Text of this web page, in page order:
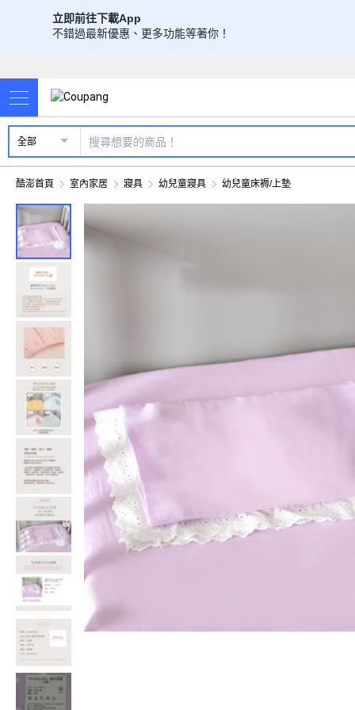
立即前往下載App
不錯過最新優惠、更多功能等著你！
全部
酷澎首頁 室內家居 寢具 幼兒童寢具 幼兒童床褥/上墊